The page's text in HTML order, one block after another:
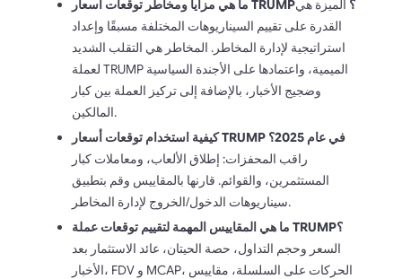
ما هي مزايا ومخاطر توقعات أسعار TRUMP؟ الميزة هي
القدرة على تقييم السيناريوهات المختلفة مسبقًا وإعداد
استراتيجية لإدارة المخاطر. المخاطر هي التقلب الشديد
لعملة TRUMP الميمية، واعتمادها على الأجندة السياسية
وضجيج الأخبار، بالإضافة إلى تركيز العملة بين كبار
المالكين.
كيفية استخدام توقعات أسعار TRUMP في عام 2025؟
راقب المحفزات: إطلاق الألعاب، ومعاملات كبار
المستثمرين، والقوائم. قارنها بالمقاييس وقم بتطبيق
سيناريوهات الدخول/الخروج لإدارة المخاطر.
ما هي المقاييس المهمة لتقييم توقعات عملة TRUMP؟
السعر وحجم التداول، حصة الحيتان، عائد الاستثمار بعد
الأخبار، FDV و MCAP، الحركات على السلسلة، مقاييس